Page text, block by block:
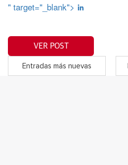
" target="_blank">
VER POST
Entradas más nuevas